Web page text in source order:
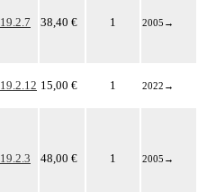
19.2.7 38,40 € 1 2005 →
19.2.12 15,00 € 1 2022 →
19.2.3 48,00 € 1 2005 →